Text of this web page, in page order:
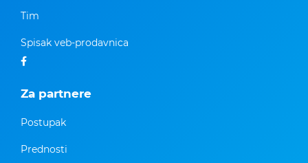
Tim
Spisak veb-prodavnica
Za partnere
Postupak
Prednosti